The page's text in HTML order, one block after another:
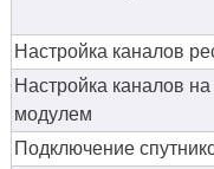
Настройка каналов
Настройка каналов
модулем
Подключение